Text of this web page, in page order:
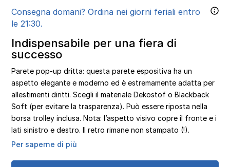
Consegna domani? Ordina nei giorni feriali entro
le 21:30.
Indispensabile per una fiera di
successo
Parete pop-up dritta: questa parete espositiva ha un
aspetto elegante e moderno ed è estremamente adatta per
allestimenti diritti. Scegli il materiale Dekostof o Blackback
Soft (per evitare la trasparenza). Può essere riposta nella
borsa trolley inclusa. Nota: l’aspetto visivo copre il fronte e i
lati sinistro e destro. Il retro rimane non stampato (!).
Per saperne di più